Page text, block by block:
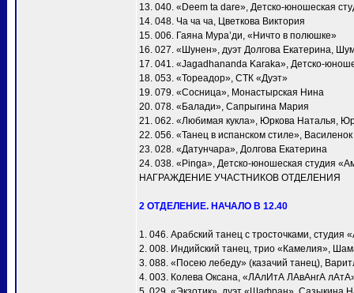
13. 040. «Deem ta dare», Детско-юношеская
14. 048. Ча ча ча, Цветкова Виктория
15. 006. Гаяна Мура’ди, «Ничто в полюшке»
16. 027. «Шунен», дуэт Долгова Екатерина,
17. 041. «Jagadhananda Karaka», Детско-
18. 053. «Тореадор», СТК «Дуэт»
19. 079. «Сосница», Монастырская Нина
20. 078. «Балади», Сапрыгина Мария
21. 062. «Любимая кукла», Юркова Наталья,
22. 056. «Танец в испанском стиле»,
23. 028. «Датунчара», Долгова Екатерина
24. 038. «Pinga», Детско-юношеская студия
НАГРАЖДЕНИЕ УЧАСТНИКОВ ОТДЕЛЕНИЯ
2 ОТДЕЛЕНИЕ. НАЧАЛО В 12.40
1. 046. Арабский танец с тросточками, студия
2. 008. Индийский танец, трио «Камелия»,
3. 088. «Посею лебеду» (казачий танец),
4. 003. Колева Оксана, «ЛАлИтА ЛАвАнгА